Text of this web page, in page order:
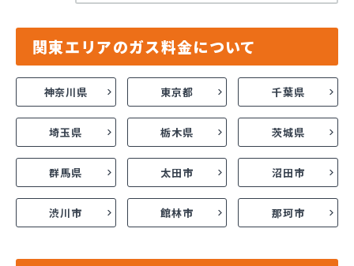
関東エリアのガス料金について
神奈川県 東京都 千葉県
埼玉県 栃木県 茨城県
群馬県 太田市 沼田市
渋川市 館林市 那珂市